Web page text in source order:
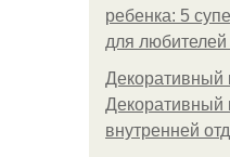
ребенка: 5
для
Декоративный
Декоративный
внутренней